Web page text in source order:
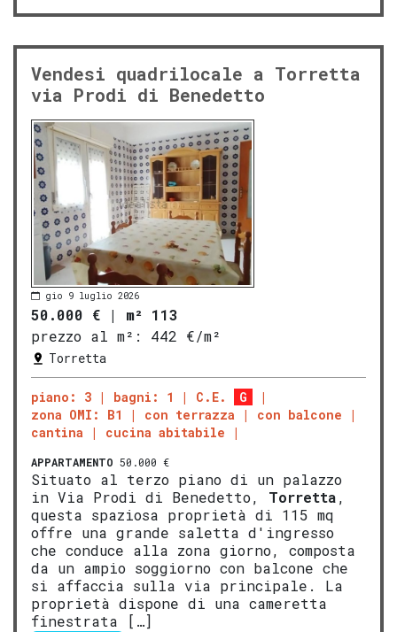
Vendesi quadrilocale a Torretta
via Prodi di Benedetto
gio 9 luglio 2026
50.000 € | m² 113
prezzo al m²:
442 €/m²
Torretta
piano: 3 bagni: 1 C.E.
G
zona OMI: B1
con terrazza
con balcone
cantina
cucina abitabile
APPARTAMENTO 50.000 €
Situato al terzo piano di un palazzo
in Via Prodi di Benedetto, Torretta,
questa spaziosa proprietà di 115 mq
offre una grande saletta d'ingresso
che conduce alla zona giorno, composta
da un ampio soggiorno con balcone che
si affaccia sulla via principale. La
proprietà dispone di una cameretta
finestrata […]